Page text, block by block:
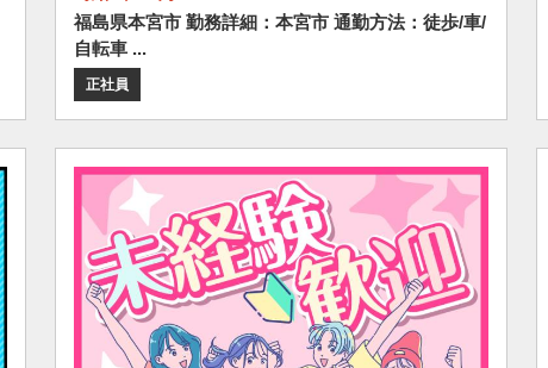
福島県本宮市 勤務詳細：本宮市 通勤方法：徒歩/車/
自転車 ...
正社員